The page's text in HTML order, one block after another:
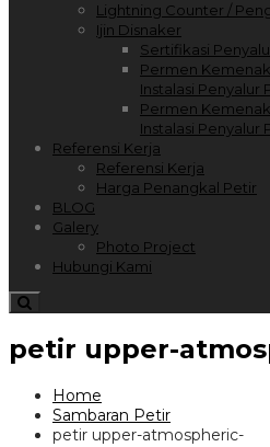
Lightning Counter /
Ijin Disnaker
Sertifikasi
Permen
Instalasi Penyalur
Permen
Instalasi Penyalur
Referensi Kerja
Referensi Kerja
Harga Penangkal Petir
BLOG
Galery
Photo Project
Hubungi Kami
petir upper-
Home
Sambaran Petir
petir upper-atmospheric-